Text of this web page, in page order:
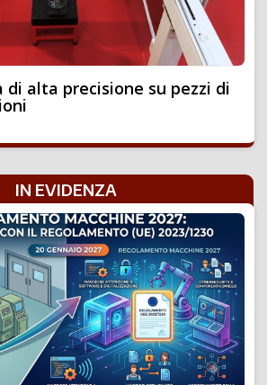
di alta precisione su pezzi di
IN EVIDENZA